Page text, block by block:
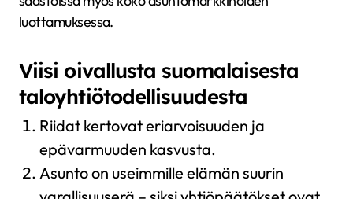
luottamuksessa.
Viisi oivallusta suomalaisesta
taloyhtiötodellisuudesta
Riidat kertovat eriarvoisuuden ja
epävarmuuden kasvusta.
Asunto on useimmille elämän suurin